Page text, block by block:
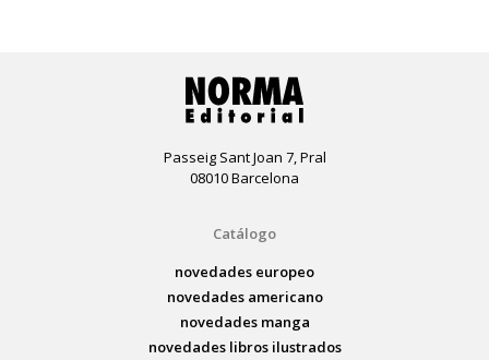
Passeig Sant Joan 7, Pral
08010 Barcelona
Catálogo
novedades europeo
novedades americano
novedades manga
novedades libros ilustrados